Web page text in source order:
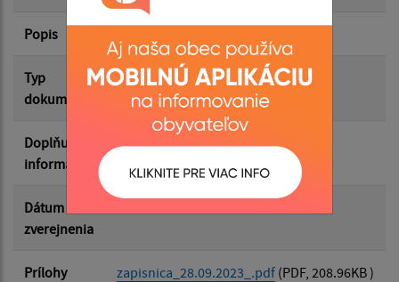
Filtrovať Reset
Popis
Typ
dokumentu
Rôzne
Doplňujúce
informácie
Dátum
zverejnenia
Prílohy zapisnica_28.09.2023_.pdf (PDF, 208.96KB )